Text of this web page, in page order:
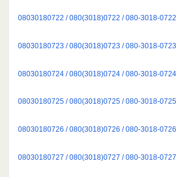
08030180722 / 080(3018)0722 / 080-3018-0722
08030180723 / 080(3018)0723 / 080-3018-0723
08030180724 / 080(3018)0724 / 080-3018-0724
08030180725 / 080(3018)0725 / 080-3018-0725
08030180726 / 080(3018)0726 / 080-3018-0726
08030180727 / 080(3018)0727 / 080-3018-0727